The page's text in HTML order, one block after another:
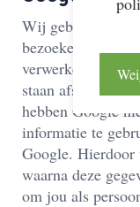
Wij gebruiken
bezoekers onze
staan afspraken
hebben Google
informatie te
Google. Hierdoor
waarna deze
om jou als